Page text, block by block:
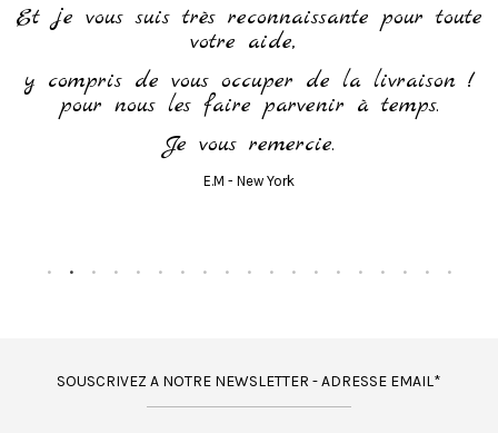
Et je vous suis très reconnaissante pour toute
votre aide,
y compris de vous occuper de la livraison !
pour nous les faire parvenir à temps.
Je vous remercie.
E.M - New York
SOUSCRIVEZ A NOTRE NEWSLETTER - ADRESSE EMAIL*